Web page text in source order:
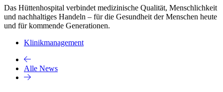
Das Hüttenhospital verbindet medizinische Qualität, Menschlichkeit
und nachhaltiges Handeln – für die Gesundheit der Menschen heute
und für kommende Generationen.
Klinikmanagement
Alle News